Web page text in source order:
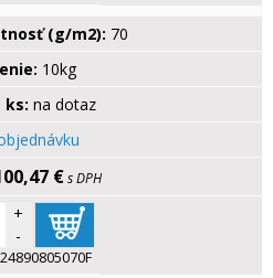
(g/m2): 70
10kg
ks: na dotaz
€s DPH
+
-